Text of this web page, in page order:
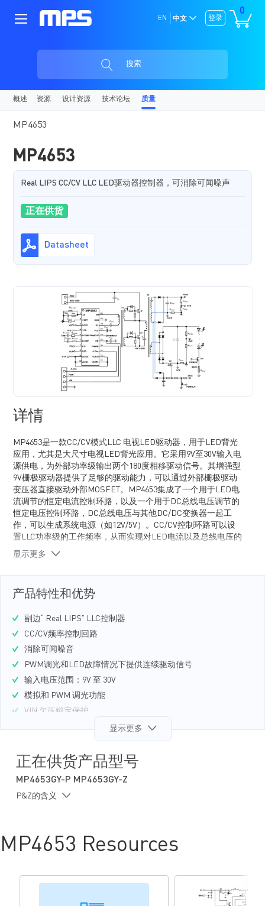
0
登录
EN 中文
搜索
概述 资源 设计资源 技术论坛 质量
MP4653
MP4653
Real LIPS CC/CV LLC LED驱动器控制器，可消除可闻噪声
正在供货
Datasheet
详情
MP4653是一款CC/CV模式LLC 电视LED驱动器，用于LED背光
应用，尤其是大尺寸电视LED背光应用。它采用9V至30V输入电
源供电，为外部功率级输出两个180度相移驱动信号。其增强型
9V栅极驱动器提供了足够的驱动能力，可以通过外部栅极驱动
变压器直接驱动外部MOSFET。MP4653集成了一个用于LED电
流调节的恒定电流控制环路，以及一个用于DC总线电压调节的
恒定电压控制环路，DC总线电压与其他DC/DC变换器一起工
作，可以生成系统电源（如12V/5V）。CC/CV控制环路可以设
置LLC功率级的工作频率，从而实现对LED电流以及总线电压的
调节。MP4653结合了LED电流的模拟调光和PWM调光功能。
时，CV模式有效，DC总线电压得到调节。栅极驱动信号以及通
PWM调光时的系统可闻噪声。MP4653还提供充分的智能保护
功能，以提高系统可靠性。它同时为DC总线级和LED驱动级提
供故障保护。对DC总线级的保护功能包括过压保护、过流保护
以及短路保护。
显示更多
产品特性和优势
副边“ Real LIPS” LLC控制器
CC/CV频率控制回路
消除可闻噪音
PWM调光和LED故障情况下提供连续驱动信号
输入电压范围：9V 至 30V
模拟和 PWM 调光功能
VIN 欠压锁定保护
系统自动恢复和打嗝定时器
显示更多
正在供货产品型号
MP4653GY-P MP4653GY-Z
P&Z的含义
MP4653 Resources